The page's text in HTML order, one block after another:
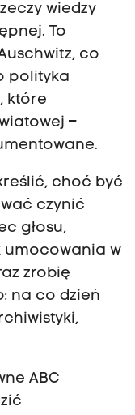
wiedzy
To
co
polityka
które
–
choć być
czynić
głosu,
umocowania w
zrobię
na co dzień
ABC